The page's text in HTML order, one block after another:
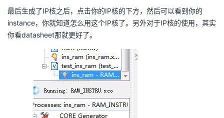
最后生成了IP核之后，点击你的IP核的下方，然后可以看到你的
instance，你就知道怎么用这个IP核了。另外对于IP核的使用，其实
你看datasheet那就更好了。